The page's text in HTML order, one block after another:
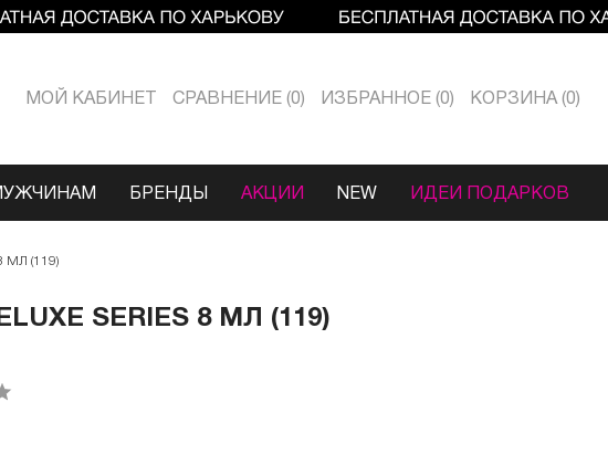
МОЙ КАБИНЕТ СРАВНЕНИЕ 0 ИЗБРАННОЕ 0 КОРЗИНА 0
БРЕНДЫ АКЦИИ NEW ИДЕИ ПОДАРКОВ
МЛ (119)
SERIES 8 МЛ (119)